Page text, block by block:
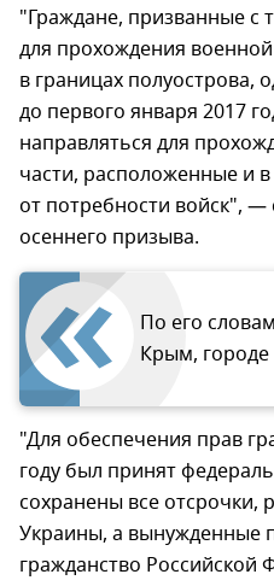
"Граждане, призванные с
для прохождения
в границах полуострова,
до первого января 2017
направляться для
части, расположенные и
от потребности войск", —
осеннего призыва.
По его
Крым, городе
"Для обеспечения прав
году был принят
сохранены все отсрочки,
Украины, а вынужденные
гражданство Российской